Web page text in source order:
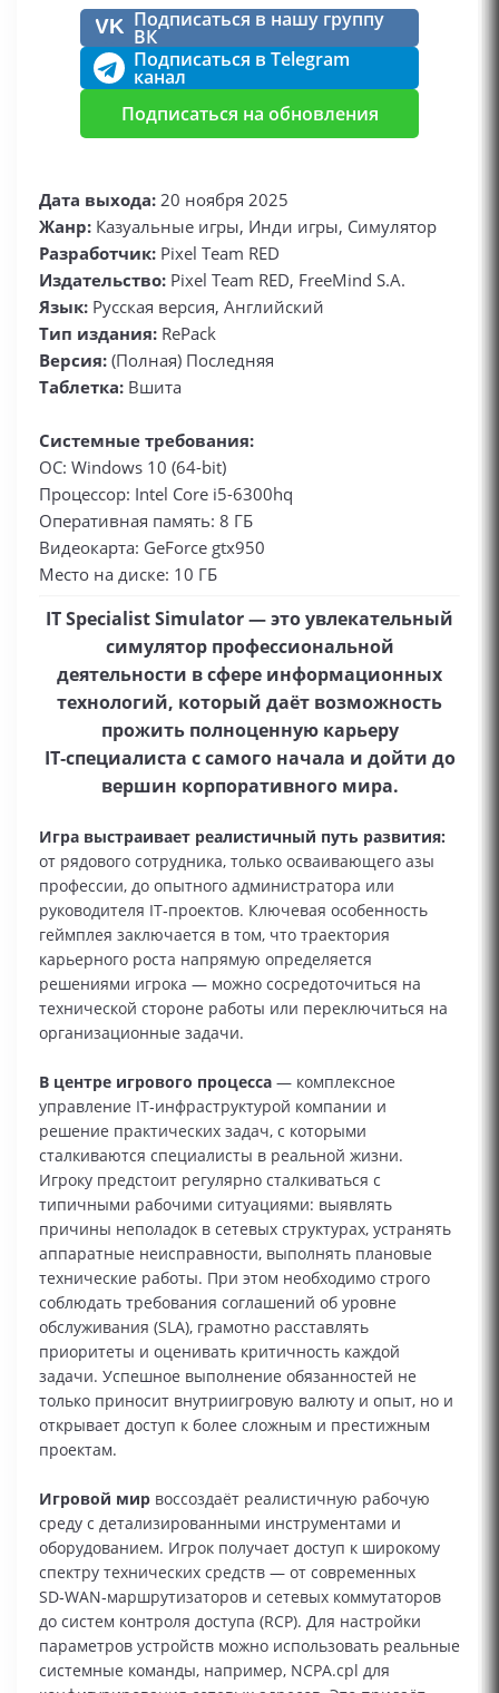
VK Подписаться в нашу группу
ВК
Подписаться в Telegram
канал
Подписаться на обновления
Дата выхода: 20 ноября 2025
Жанр: Казуальные игры, Инди игры, Симулятор
Разработчик: Pixel Team RED
Издательство: Pixel Team RED, FreeMind S.A.
Язык: Русская версия, Английский
Тип издания: RePack
Версия: (Полная) Последняя
Таблетка: Вшита
Системные требования:
ОС: Windows 10 (64-bit)
Процессор: Intel Core i5-6300hq
Оперативная память: 8 ГБ
Видеокарта: GeForce gtx950
Место на диске: 10 ГБ
IT Specialist Simulator — это увлекательный
симулятор профессиональной
деятельности в сфере информационных
технологий, который даёт возможность
прожить полноценную карьеру
IT‑специалиста с самого начала и дойти до
вершин корпоративного мира.
Игра выстраивает реалистичный путь развития:
от рядового сотрудника, только осваивающего азы
профессии, до опытного администратора или
руководителя IT‑проектов. Ключевая особенность
геймплея заключается в том, что траектория
карьерного роста напрямую определяется
решениями игрока — можно сосредоточиться на
технической стороне работы или переключиться на
организационные задачи.
В центре игрового процесса — комплексное
управление IT‑инфраструктурой компании и
решение практических задач, с которыми
сталкиваются специалисты в реальной жизни.
Игроку предстоит регулярно сталкиваться с
типичными рабочими ситуациями: выявлять
причины неполадок в сетевых структурах, устранять
аппаратные неисправности, выполнять плановые
технические работы. При этом необходимо строго
соблюдать требования соглашений об уровне
обслуживания (SLA), грамотно расставлять
приоритеты и оценивать критичность каждой
задачи. Успешное выполнение обязанностей не
только приносит внутриигровую валюту и опыт, но и
открывает доступ к более сложным и престижным
проектам.
Игровой мир воссоздаёт реалистичную рабочую
среду с детализированными инструментами и
оборудованием. Игрок получает доступ к широкому
спектру технических средств — от современных
SD‑WAN‑маршрутизаторов и сетевых коммутаторов
до систем контроля доступа (RCP). Для настройки
параметров устройств можно использовать реальные
системные команды, например, NCPA.cpl для